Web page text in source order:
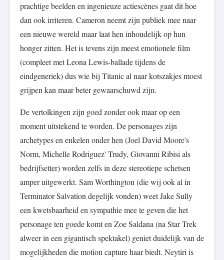
prachtige beelden en ingenieuze actiescènes gaat dit hoe
dan ook irriteren. Cameron neemt zijn publiek mee naar
een nieuwe wereld maar laat hen inhoudelijk op hun
honger zitten. Het is tevens zijn meest emotionele film
(compleet met Leona Lewis-ballade tijdens de
eindgeneriek) dus wie bij Titanic al naar kotszakjes moest
grijpen kan maar beter gewaarschuwd zijn.
De vertolkingen zijn goed zonder ook maar op een
moment uitstekend te worden. De personages zijn
archetypes en enkelen onder hen (Joel David Moore's
Norm, Michelle Rodriguez' Trudy, Giovanni Ribisi als
bedrijfsetter) worden zelfs in deze stereotiepe schetsen
amper uitgewerkt. Sam Worthington (die wij ook al in
Terminator Salvation degelijk vonden) weet Jake Sully
een kwetsbaarheid en sympathie mee te geven die het
personage ten goede komt en Zoe Saldana (na Star Trek
alweer in een gigantisch spektakel) geniet duidelijk van de
mogelijkheden die motion capture haar biedt. Neytiri is